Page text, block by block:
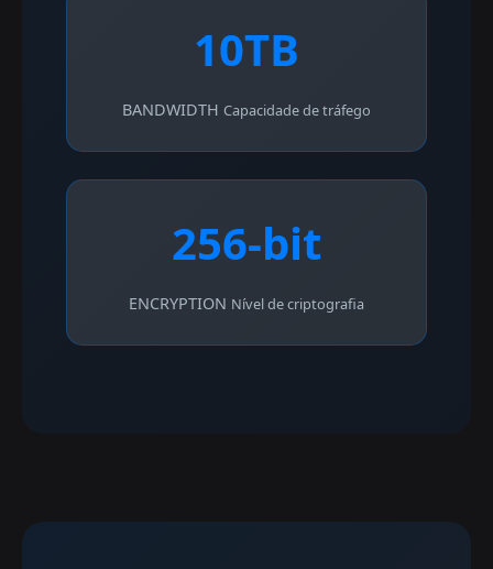
10TB
BANDWIDTH Capacidade de tráfego
256-bit
ENCRYPTION Nível de criptografia